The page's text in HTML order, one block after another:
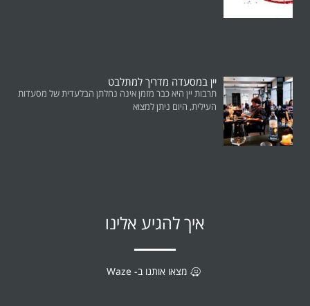
יין במסעדה מדריך למתלבט
תרבות יין היא כבר מזמן אינה נחלתן הבלעדית של מסעדות
העילית, היום ניתן למצוא
איך להגיע אלינו
מצאו אותנו ב- Waze